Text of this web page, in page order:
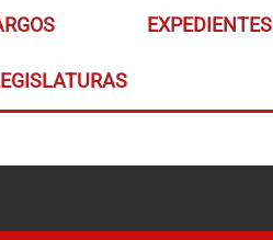
EXPEDIENTES